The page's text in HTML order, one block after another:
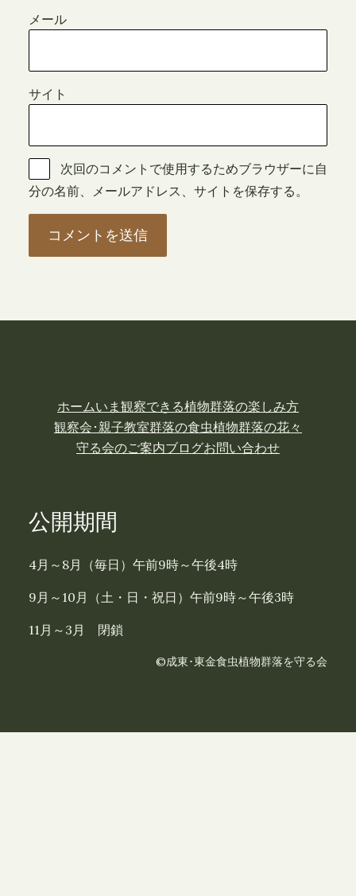
メール
サイト
次回のコメントで使用するためブラウザーに自
分の名前、メールアドレス、サイトを保存する。
ホームいま観察できる植物群落の楽しみ方
観察会･親子教室群落の食虫植物群落の花々
守る会のご案内ブログお問い合わせ
公開期間
4月～8月（毎日）午前9時～午後4時
9月～10月（土・日・祝日）午前9時～午後3時
11月～3月 閉鎖
©成東･東金食虫植物群落を守る会